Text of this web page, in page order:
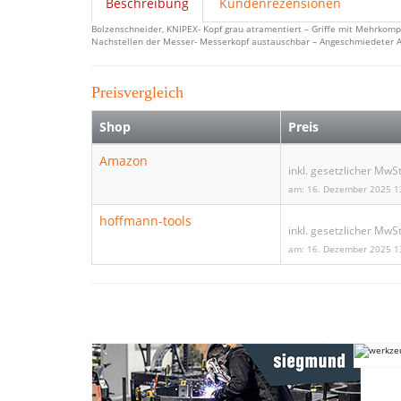
Bolzenschneider, KNIPEX- Kopf grau atramentiert – Griffe mit
Nachstellen der Messer- Messerkopf austauschbar – Angeschmiedeter
Preisvergleich
Shop
Preis
Amazon
inkl. gesetzlicher
am: 16. Dezember 2025
hoffmann-tools
inkl. gesetzlicher
am: 16. Dezember 2025